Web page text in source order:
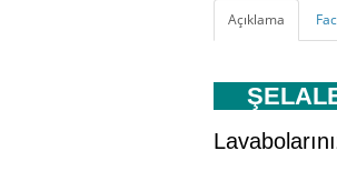
Açıklama
ŞELALE